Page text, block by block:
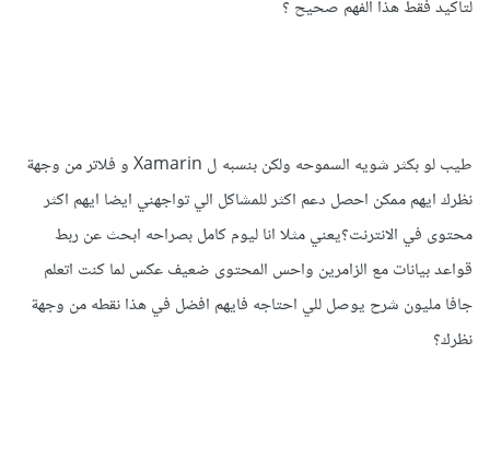
Kotlin يعتبر إختيار أفضل فهي مطلوبة أكثر هذه الأيام.
يمكنك قراءة المزيد عن Xamarin من خلال هذه
السلسة .
لتاكيد فقط هذا الفهم صحيح ؟
طيب لو بكثر شويه السموحه ولكن بنسبه ل Xamarin و فلاتر من وجهة
نظرك ايهم ممكن احصل دعم اكثر للمشاكل الي تواجهني ايضا ايهم اكثر
محتوى في الانترنت؟يعني مثلا انا ليوم كامل بصراحه ابحث عن ربط
قواعد بيانات مع الزامرين واحس المحتوى ضعيف عكس لما كنت اتعلم
جافا مليون شرح يوصل للي احتاجه فايهم افضل في هذا نقطه من وجهة
نظرك؟